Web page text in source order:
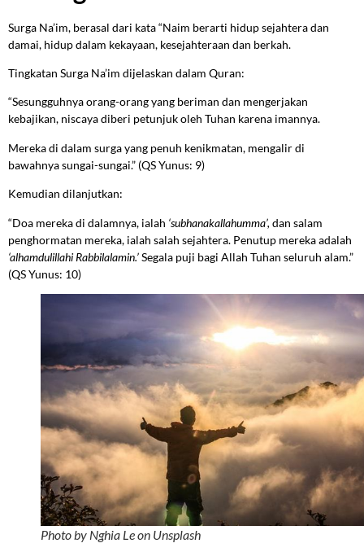
Surga Na’im, berasal dari kata “Naim berarti hidup sejahtera dan
damai, hidup dalam kekayaan, kesejahteraan dan berkah.
Tingkatan Surga Na’im dijelaskan dalam Quran:
“Sesungguhnya orang-orang yang beriman dan mengerjakan
kebajikan, niscaya diberi petunjuk oleh Tuhan karena imannya.
Mereka di dalam surga yang penuh kenikmatan, mengalir di
bawahnya sungai-sungai.” (QS Yunus: 9)
Kemudian dilanjutkan:
“Doa mereka di dalamnya, ialah ‘subhanakallahumma’, dan salam
penghormatan mereka, ialah salah sejahtera. Penutup mereka adalah
‘alhamdulillahi Rabbilalamin.’Segala puji bagi Allah Tuhan seluruh alam.”
(QS Yunus: 10)
Photo by Nghia Le on Unsplash